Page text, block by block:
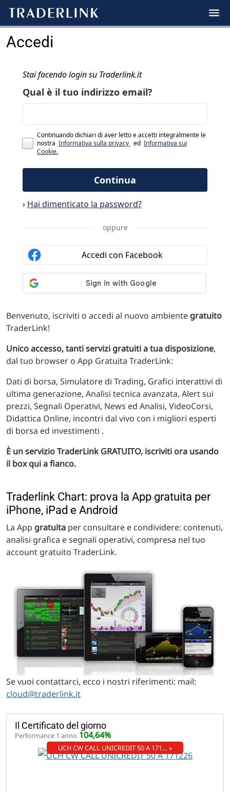
Accedi
Benvenuto, iscriviti o accedi al nuovo ambiente gratuito
TraderLink!
Unico accesso, tanti servizi gratuiti a tua disposizione,
dal tuo browser o App Gratuita TraderLink:
Dati di borsa, Simulatore di Trading, Grafici interattivi di
ultima generazione, Analisi tecnica avanzata, Alert sui
prezzi, Segnali Operativi, News ed Analisi, VideoCorsi,
Didattica Online, incontri dal vivo con i migliori esperti
di borsa ed investimenti .
È un servizio TraderLink GRATUITO, iscriviti ora usando
il box qui a fianco.
Traderlink Chart: prova la App gratuita per
iPhone, iPad e Android
La App gratuita per consultare e condividere: contenuti,
analisi grafica e segnali operativi, compresa nel tuo
account gratuito TraderLink.
Se vuoi contattarci, ecco i nostri riferimenti: mail:
cloud@traderlink.it
Il Certificato del giorno
Performance 1 anno 104,64%
UCH CW CALL UNICREDIT 50 A 171… »